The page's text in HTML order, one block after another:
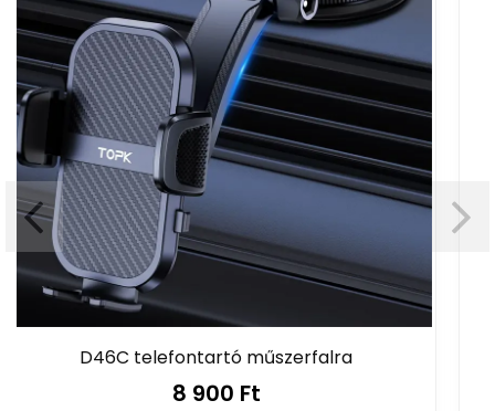
D38X teleszkópos telefontartó